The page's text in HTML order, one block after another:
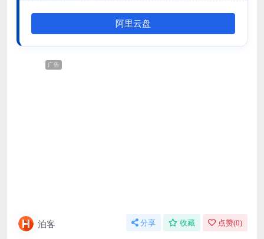
阿里云盘
广告
泊客 分享 收藏 点赞(0)